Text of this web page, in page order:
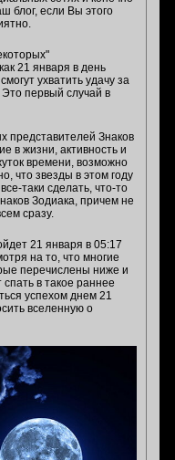
если Вы этого
21 января в день
ухватить удачу за
Это первый случай в
представителей Знаков
в жизни, активность и
времени, возможно
что звезды в этом году
таки сделать, что-то
Зодиака, причем не
сразу.
21 января в 05:17
на то, что многие
перечислены ниже и
в такое раннее
успехом днем 21
вселенную о